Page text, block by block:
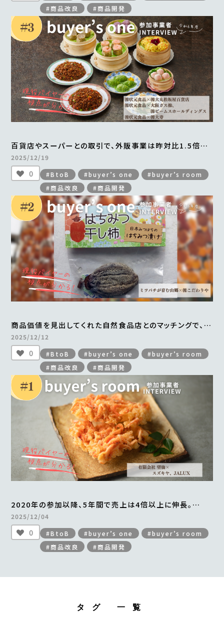
#商品改良
#商品開発
百貨店やスーパーとの取引で、外販事業は昨対比1.5倍。
横浜中華街から全国区へとブランドの認知度も向上
＜from buyer’s one＞
2025/12/19
0 #BtoB #buyer’s one
#buyer’s room
#商品改良
#商品開発
商品価値を見出してくれた自然食品店とのマッチングで、
手づくりの「はちみつ干し柿」がすべて完売
＜from buyer’s one＞
2025/12/12
0 #BtoB #buyer’s one
#buyer’s room
#商品改良
#商品開発
2020年の参加以降、5年間で売上は4倍以上に伸長。
年間最大2万食を販売。
「贅沢桜えびかき揚げ」の成功ストーリー
＜from buyer’s room＞
2025/12/04
0 #BtoB #buyer’s one
#buyer’s room
#商品改良
#商品開発
タグ 一覧